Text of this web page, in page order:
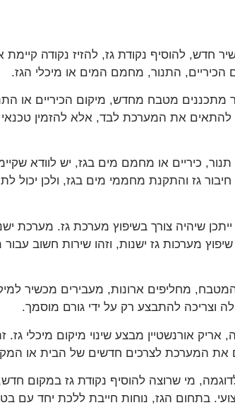
להוסיף נקודת גז, להזיז נקודה
הכיריים, התנור, מחמם המים או מיכלי הגז.
מטבח מחדש, מיקום הכיריים או
את המערכת לבד, אלא להזמין טכנאי
כיריים או מחמם מים בגז, יש לוודא
חיבור גז והתקנת מחממי מים בגז, ולכן
שיהיה צורך בשיפוץ מערכת גז. מערכת
מערכות גז ישנות, וזהו שירות חשוב
המטבח, מחליפים ארונות, מעבירים מכשיר
וצריכה להתבצע רק על ידי גורם מוסמך.
אורנשטיין מבצע שינוי מיקום מיכלי גז.
את המערכת לצרכים חדשים של הבית או
מי שרוצה להוסיף נקודת גז במקום
בתחום הגז, נוחות חייבת ללכת יחד עם